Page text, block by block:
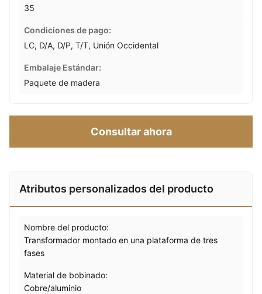
35
Condiciones de pago:
LC, D/A, D/P, T/T, Unión Occidental
Embalaje Estándar:
Paquete de madera
Consultar ahora
Atributos personalizados del producto
Nombre del producto:
Transformador montado en una plataforma de tres
fases
Material de bobinado:
Cobre/aluminio